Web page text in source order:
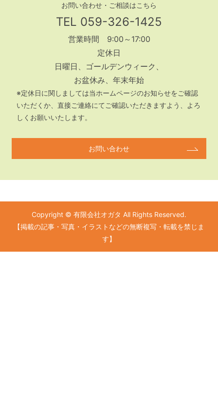
お問い合わせ・ご相談はこちら
TEL 059-326-1425
営業時間 9:00～17:00
定休日
日曜日、ゴールデンウィーク、
お盆休み、年末年始
※定休日に関しましては当ホームページのお知らせをご確認
いただくか、 直接ご連絡にてご確認いただきますよう、よろ
しくお願いいたします。
お問い合わせ
Copyright © 有限会社オガタ All Rights Reserved.
【掲載の記事・写真・イラストなどの無断複写・転載を禁じま
す】